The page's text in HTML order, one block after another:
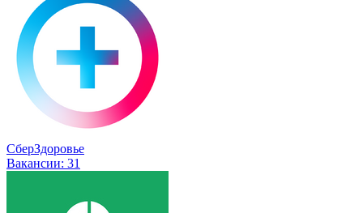
СберЗдоровье
Вакансии: 31